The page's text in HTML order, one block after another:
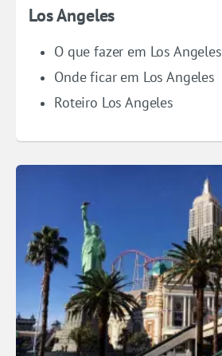
Los Angeles
O que fazer em Los Angeles
Onde ficar em Los Angeles
Roteiro Los Angeles